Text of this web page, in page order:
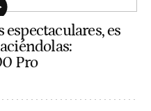
es
Pro